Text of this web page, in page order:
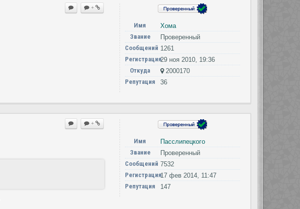
+
Имя
Хома
Звание
Проверенный
Сообщений 1261
Регистрация29 ноя 2010, 19:36
Откуда
2000170
Репутация
36
+
Имя
Пасслипецкого
Звание
Проверенный
Сообщений 7532
Регистрация17 фев 2014, 11:47
Репутация
147